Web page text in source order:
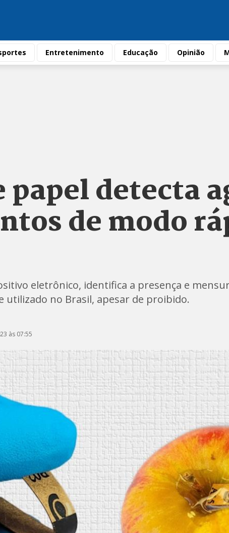
Entretenimento Educação Opinião
papel detecta
de modo
eletrônico, identifica a presença e
utilizado no Brasil, apesar de proibido.
às 07:55